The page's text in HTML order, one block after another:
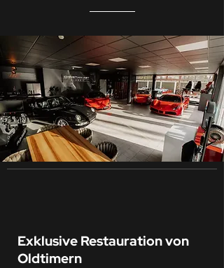
Exklusive Restauration von
Oldtimern